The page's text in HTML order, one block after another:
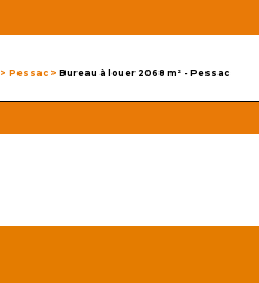
> Pessac > Bureau à louer 2068 m² - Pessac